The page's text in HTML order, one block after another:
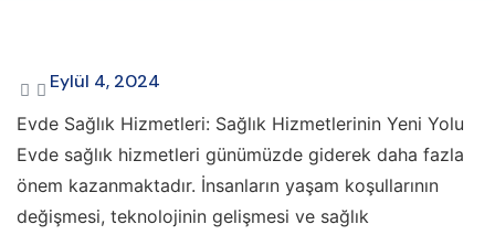
Eylül 4, 2024
Evde Sağlık Hizmetleri: Sağlık Hizmetlerinin Yeni Yolu
Evde sağlık hizmetleri günümüzde giderek daha fazla
önem kazanmaktadır. İnsanların yaşam koşullarının
değişmesi, teknolojinin gelişmesi ve sağlık